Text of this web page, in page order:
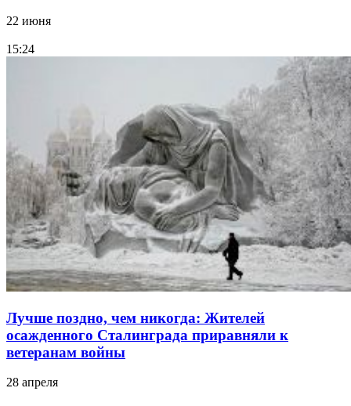
22 июня
15:24
Лучше поздно, чем никогда: Жителей
осажденного Сталинграда приравняли к
ветеранам войны
28 апреля